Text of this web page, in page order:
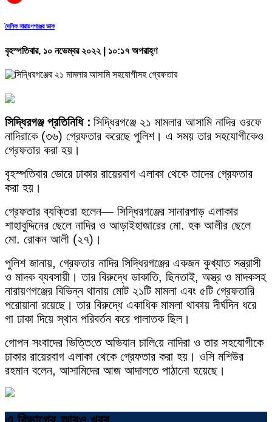
দৈনিক নারায়ণগঞ্জের ডাক
বৃহস্পতিবার, ১০ নভেম্বর ২০২২ | ১০:১৭ অপরাহ্ণ
সিদ্ধিরগঞ্জ প্রতিনিধি : সিদ্ধিরগঞ্জে ২১ মামলার আসামি নাদির ওরফে
নাদিরাকে (৩৬) গ্রেফতার করেছে পুলিশ। এ সময় তার সহযোগীকেও
গ্রেফতার করা হয়।
বৃহস্পতিবার ভোরে ঢাকার রায়েরবাগ এলাকা থেকে তাদের গ্রেফতার
করা হয়।
গ্রেফতার ব্যক্তিরা হলেন— সিদ্ধিরগঞ্জের সানারপাড় এলাকার
শাহাবুদ্দিনের ছেলে নাদির ও আড়াইহাজারের মো. হক আলীর ছেলে
মো. রোকন আলী (২৭)।
পুলিশ জানায়, গ্রেফতার নাদির সিদ্ধিরগঞ্জের একজন কুখ্যাত সন্ত্রাসী
ও মাদক ব্যবসায়ী। তার বিরুদ্ধে ডাকাতি, ছিনতাই, অস্ত্র ও মাদকসহ
নারায়ণগঞ্জের বিভিন্ন থানায় মোট ২১টি মামলা এবং ৫টি গ্রেফতারি
পরোয়ানা রয়েছে। তার বিরুদ্ধে একাধিক মামলা থাকায় দীর্ঘদিন ধরে
গা ঢাকা দিয়ে স্থান পরিবর্তন করে পালাতক ছিল।
গোপন সংবাদের ভিত্তি‌তে অভিযান চা‌লি‌য়ে না‌দিরা ও তার সহযোগীকে
ঢাকার রায়েরবাগ এলাকা থেকে গ্রেফতার করা হয়। ওসি মশিউর
রহমান বলেন, আসামিদের আজ আদালতে পাঠানো হয়েছে।